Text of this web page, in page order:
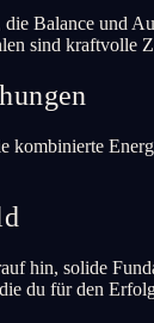
die Balance und
sind
kombinierte
hin, solide
du für den